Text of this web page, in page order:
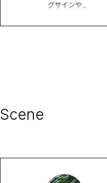
グサインや
中ケア
Scene